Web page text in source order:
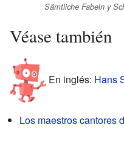
Sämtliche Fabeln y
Véase también
En inglés: Hans
Los maestros cantores